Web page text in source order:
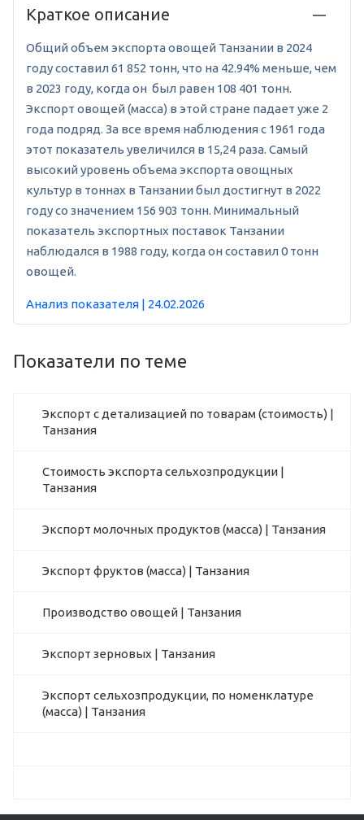
Краткое описание
Общий объем экспорта овощей Танзании в 2024
году составил 61 852 тонн, что на 42.94% меньше, чем
в 2023 году, когда он был равен 108 401 тонн.
Экспорт овощей (масса) в этой стране падает уже 2
года подряд. За все время наблюдения с 1961 года
этот показатель увеличился в 15,24 раза. Самый
высокий уровень объема экспорта овощных
культур в тоннах в Танзании был достигнут в 2022
году со значением 156 903 тонн. Минимальный
показатель экспортных поставок Танзании
наблюдался в 1988 году, когда он составил 0 тонн
овощей.
Анализ показателя | 24.02.2026
Показатели по теме
Экспорт с детализацией по товарам (стоимость) |
Танзания
Стоимость экспорта сельхозпродукции |
Танзания
Экспорт молочных продуктов (масса) | Танзания
Экспорт фруктов (масса) | Танзания
Производство овощей | Танзания
Экспорт зерновых | Танзания
Экспорт сельхозпродукции, по номенклатуре
(масса) | Танзания